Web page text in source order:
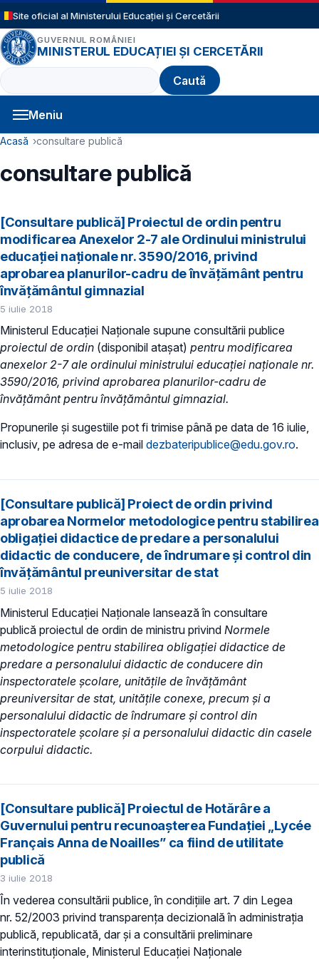
Sari la conținutul principal
Site oficial al Ministerului Educației și Cercetării
GUVERNUL ROMÂNIEI
MINISTERUL EDUCAȚIEI ȘI CERCETĂRII
Caută
Meniu
Navigație principală
Cale de navigare
Acasă consultare publică
consultare publică
[Consultare publică] Proiectul de ordin pentru
modificarea Anexelor 2-7 ale Ordinului ministrului
educaţiei naţionale nr. 3590/2016, privind
aprobarea planurilor-cadru de învățământ pentru
învățământul gimnazial
5 iulie 2018
Ministerul Educației Naționale supune consultării publice
proiectul de ordin (disponibil atașat) pentru modificarea
anexelor 2-7 ale ordinului ministrului educaţiei naţionale nr.
3590/2016, privind aprobarea planurilor-cadru de
învățământ pentru învățământul gimnazial.
Propunerile și sugestiile pot fi trimise până pe data de 16 iulie,
inclusiv, pe adresa de e-mail dezbateripublice@edu.gov.ro.
[Consultare publică] Proiect de ordin privind
aprobarea Normelor metodologice pentru stabilirea
obligaţiei didactice de predare a personalului
didactic de conducere, de îndrumare și control din
învățământul preuniversitar de stat
5 iulie 2018
Ministerul Educaţiei Naţionale lansează în consultare
publică proiectul de ordin de ministru privind Normele
metodologice pentru stabilirea obligaţiei didactice de
predare a personalului didactic de conducere din
inspectoratele şcolare, unităţile de învăţământ
preuniversitar de stat, unităţile conexe, precum şi a
personalului didactic de îndrumare şi control din
inspectoratele şcolare şi a personalului didactic din casele
corpului didactic.
[Consultare publică] Proiectul de Hotărâre a
Guvernului pentru recunoașterea Fundaţiei „Lycée
Français Anna de Noailles” ca fiind de utilitate
publică
3 iulie 2018
În vederea consultării publice, în condiţiile art. 7 din Legea
nr. 52/2003 privind transparenţa decizională în administraţia
publică, republicată, dar și a consultării preliminare
interinstituționale, Ministerul Educaţiei Naţionale